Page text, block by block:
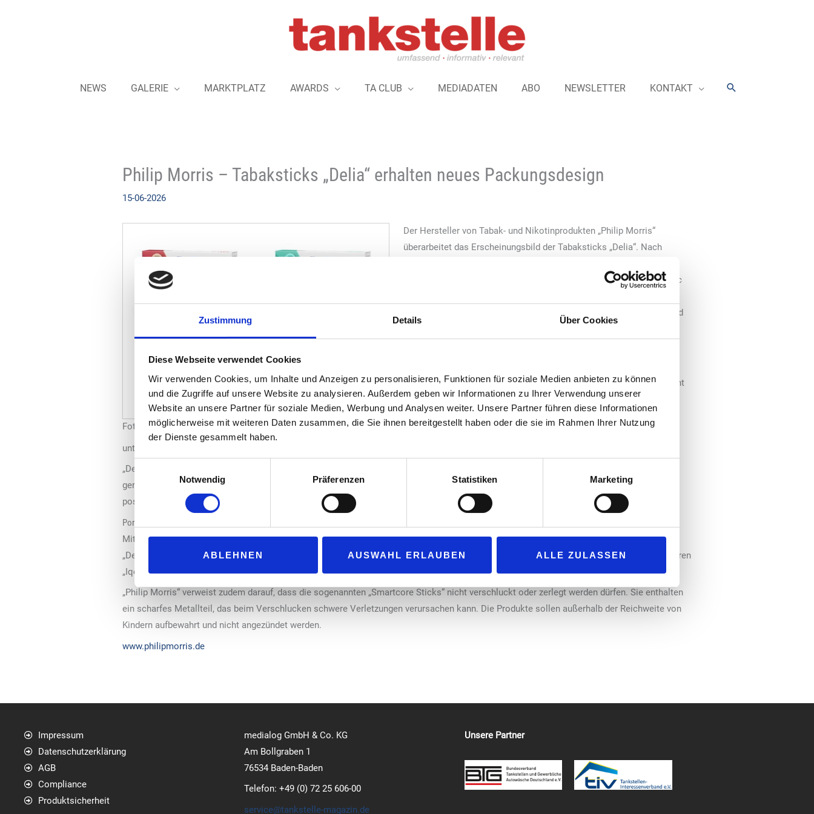
Zustimmung Details Über Cookies
Diese Webseite verwendet Cookies
Wir verwenden Cookies, um Inhalte und Anzeigen zu personalisieren, Funktionen für soziale Medien anbieten zu können
und die Zugriffe auf unsere Website zu analysieren. Außerdem geben wir Informationen zu Ihrer Verwendung unserer
Website an unsere Partner für soziale Medien, Werbung und Analysen weiter. Unsere Partner führen diese Informationen
möglicherweise mit weiteren Daten zusammen, die Sie ihnen bereitgestellt haben oder die sie im Rahmen Ihrer Nutzung
der Dienste gesammelt haben.
Einwilligungsauswahl
Notwendig
Präferenzen Statistiken Marketing
ABLEHNEN AUSWAHL ERLAUBEN ALLE ZULASSEN
NEWS GALERIE MARKTPLATZ AWARDS TA CLUB MEDIADATEN ABO NEWSLETTER KONTAKT Suchen
Philip Morris – Tabaksticks „Delia“ erhalten neues Packungsdesign
15-06-2026
Foto: „Philip Morris GmbH“
Der Hersteller von Tabak- und Nikotinprodukten „Philip Morris“
überarbeitet das Erscheinungsbild der Tabaksticks „Delia“. Nach
Varianten „Delia Classic Red“, „Delia Classic Gold“ und „Delia Classic
richten sich an erwachsene Nutzer der Tabakerhitzer „Iqos Iluma“ und
Wiedererkennbarkeit im Regal verbessert und die Zuordnung am Point
of Sale vereinfacht werden. Die Grundstruktur des Sortiments bleibt
unverändert: „Delia“ steht laut „Philip Morris“ für klassische
unterschiedlichen Intensitäten.
„Delia Classic Red“ wird als vollmundige, intensive Tabakmischung mit gerösteten Noten beschrieben. „Delia Classic Gold“ steht für eine
gereifte, ausgewogene Tabakmischung mit warmen Noten. „Delia Classic Green“ ist als fein-geröstete Tabakmischung mit frischen Noten
positioniert. Die Abstufung soll erwachsenen Nutzern eine Orientierung innerhalb des Sortiments geben.
Portfolio bleibt bei drei Varianten
Mit „Delia“ wurde das Tabakstick-Portfolio für „Iqos Iluma“ inklusive „Terea“ nach Angaben des Unternehmens dauerhaft erweitert. Die
„Delia“-Tabaksticks sind ausschließlich für die Verwendung mit „Iqos Iluma“- und „Iqos Iluma i“-Geräten vorgesehen. Eine Nutzung mit älteren
„Iqos“-Tabakerhitzern kann laut Hinweis des Unternehmens zu Schäden am jeweiligen Gerät führen.
„Philip Morris“ verweist zudem darauf, dass die sogenannten „Smartcore Sticks“ nicht verschluckt oder zerlegt werden dürfen. Sie enthalten
ein scharfes Metallteil, das beim Verschlucken schwere Verletzungen verursachen kann. Die Produkte sollen außerhalb der Reichweite von
Kindern aufbewahrt und nicht angezündet werden.
www.philipmorris.de
Impressum
Datenschutzerklärung
AGB
Compliance
Produktsicherheit
medialog GmbH & Co. KG
Am Bollgraben 1
76534 Baden-Baden
Telefon: +49 (0) 72 25 606-00
service@tankstelle-magazin.de
Unsere Partner